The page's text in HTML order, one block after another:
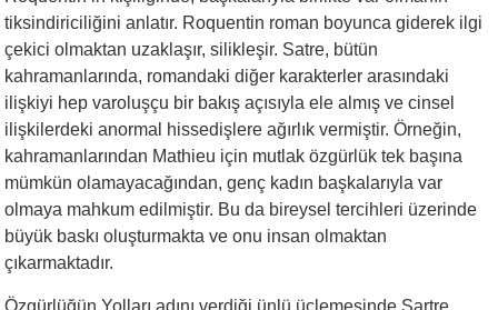
tiksindiriciliğini anlatır. Roquentin roman boyunca giderek ilgi
çekici olmaktan uzaklaşır, silikleşir. Satre, bütün
kahramanlarında, romandaki diğer karakterler arasındaki
ilişkiyi hep varoluşçu bir bakış açısıyla ele almış ve cinsel
ilişkilerdeki anormal hissedişlere ağırlık vermiştir. Örneğin,
kahramanlarından Mathieu için mutlak özgürlük tek başına
mümkün olamayacağından, genç kadın başkalarıyla var
olmaya mahkum edilmiştir. Bu da bireysel tercihleri üzerinde
büyük baskı oluşturmakta ve onu insan olmaktan
çıkarmaktadır.
Özgürlüğün Yolları adını verdiği ünlü üçlemesinde Sartre,